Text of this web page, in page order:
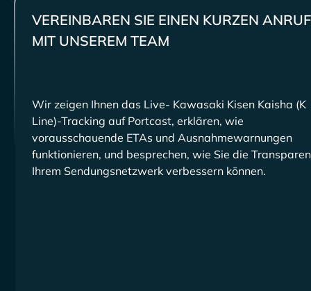
VEREINBAREN SIE EINEN KURZEN ANRUF
MIT UNSEREM TEAM
Wir zeigen Ihnen das Live-
-Tracking auf Portcast, erklären, wie
vorausschauende ETAs und Ausnahmewarnungen
funktionieren, und besprechen, wie Sie die
Ihrem Sendungsnetzwerk verbessern können.